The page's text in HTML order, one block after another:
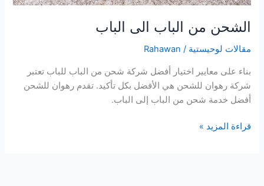
الشحن من الباب الى الباب
مقالات لوحيستية /
Rahawan
بناء على معايير اختيار أفضل شركة شحن من الباب للباب تعتبر
شركة رهوان للشحن هي الأفضل بكل تأكيد. تقدم رهوان للشحن
أفضل خدمة شحن من الباب إلى الباب.
قراءة المزيد »